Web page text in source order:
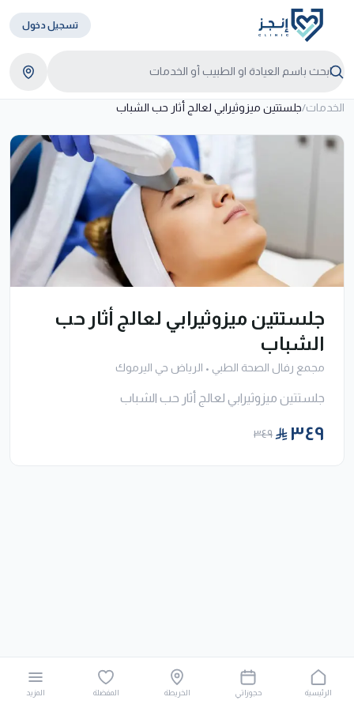
تسجيل دخول
الخدمات/جلستتين ميزوثيرابي لعالج أثار حب الشباب
جلستتين ميزوثيرابي لعالج أثار حب
الشباب
مجمع رفال الصحة الطبي • الرياض حي اليرموك
جلستتين ميزوثيرابي لعالج أثار حب الشباب
٣٤٩ ٣٤٩
الرئيسية حجوزاتي الخريطة المفضلة المزيد